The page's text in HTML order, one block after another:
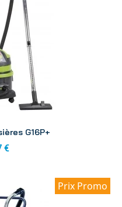
G16P+
€
Prix Promo